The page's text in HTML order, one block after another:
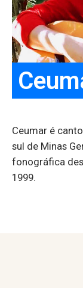
Ceumar é
sul de Minas
fonográfica
1999.